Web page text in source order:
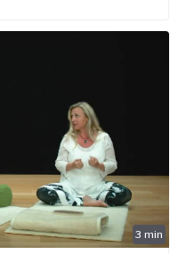
3 min